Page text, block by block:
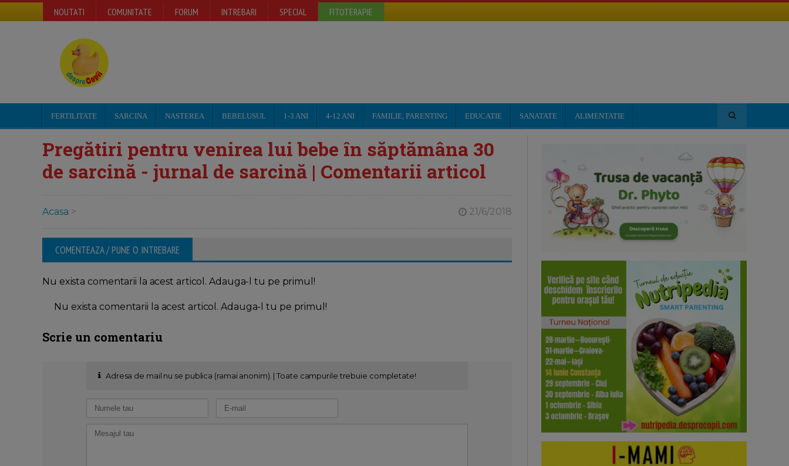
NOUTATI COMUNITATE FORUM INTREBARI SPECIAL FITOTERAPIE
FERTILITATE SARCINA NASTEREA BEBELUSUL 1-3 ANI 4-12 ANI FAMILIE, PARENTING EDUCATIE SANATATE ALIMENTATIE
Pregătiri pentru venirea lui bebe în săptămâna 30
de sarcină - jurnal de sarcină | Comentarii articol
Acasa > 21/6/2018
COMENTEAZA / PUNE O INTREBARE
Nu exista comentarii la acest articol. Adauga-l tu pe primul!
Nu exista comentarii la acest articol. Adauga-l tu pe primul!
Scrie un comentariu
Adresa de mail nu se publica (ramai anonim). | Toate campurile trebuie completate!